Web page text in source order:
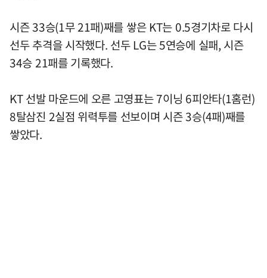
시즌 33승(1무 21패)째를 쌓은 KT는 0.5경기차로 다시
선두 추격을 시작했다. 선두 LG는 5연승에 실패, 시즌
34승 21패를 기록했다.
KT 선발 마운드에 오른 고영표는 7이닝 6피안타(1홈런)
8탈삼진 2실점 위력투를 선보이며 시즌 3승(4패)째를
쌓았다.